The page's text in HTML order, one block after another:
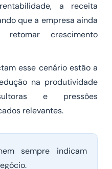
a receita
que a empresa ainda
crescimento
esse cenário estão a
na produtividade
e pressões
relevantes.
sempre indicam